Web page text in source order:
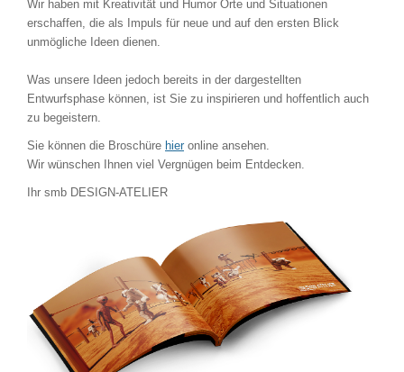
Wir haben mit Kreativität und Humor Orte und Situationen
erschaffen, die als Impuls für neue und auf den ersten Blick
unmögliche Ideen dienen.
Was unsere Ideen jedoch bereits in der dargestellten
Entwurfsphase können, ist Sie zu inspirieren und hoffentlich auch
zu begeistern.
Sie können die Broschüre hier online ansehen.
Wir wünschen Ihnen viel Vergnügen beim Entdecken.
Ihr smb DESIGN-ATELIER